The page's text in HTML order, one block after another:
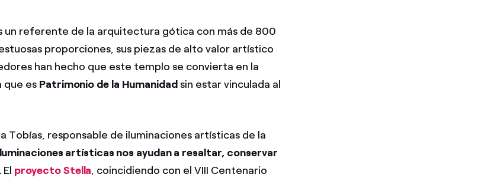
un referente de la arquitectura gótica con más de 800
proporciones, sus piezas de alto valor artístico
han hecho que este templo se convierta en la
que es Patrimonio de la Humanidadsin estar vinculada al
Tobías, responsable de iluminaciones artísticas de la
artísticas nos ayudan a resaltar, conservar
El proyecto Stella, coincidiendo con el VIII Centenario